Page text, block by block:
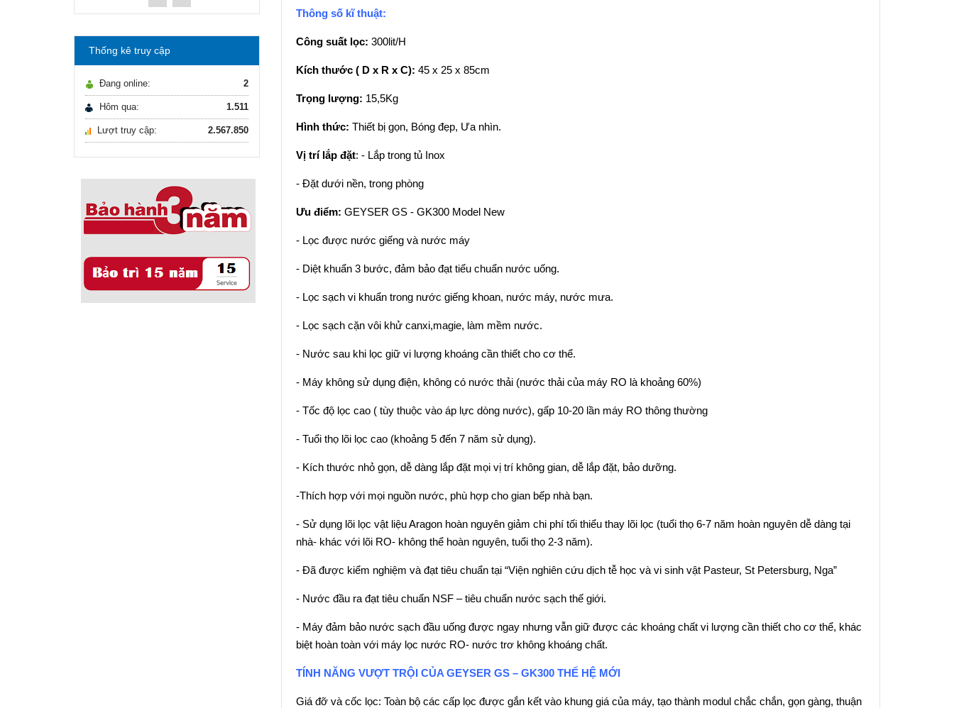
21/10/2021
máy lọc nước Gia ...
Ô nhiễm nguồn nước
và vấn đề sức khỏe
Sử dụng năng lượng
mặt trời để xử lý ...
Thống kê truy cập
Đang online: 2
Hôm qua: 1.511
Lượt truy cập: 2.567.850
Thông số kĩ thuật:
Công suất lọc: 300lit/H
Kích thước ( D x R x C): 45 x 25 x 85cm
Trọng lượng: 15,5Kg
Hình thức: Thiết bị gọn, Bóng đẹp, Ưa nhìn.
Vị trí lắp đặt: - Lắp trong tủ Inox
- Đặt dưới nền, trong phòng
Ưu điểm: GEYSER GS - GK300 Model New
- Lọc được nước giếng và nước máy
- Diệt khuẩn 3 bước, đảm bảo đạt tiểu chuẩn nước uống.
- Lọc sạch vi khuẩn trong nước giếng khoan, nước máy, nước mưa.
- Lọc sạch cặn vôi khử canxi,magie, làm mềm nước.
- Nước sau khi lọc giữ vi lượng khoáng cần thiết cho cơ thể.
- Máy không sử dụng điện, không có nước thải (nước thải của máy RO là khoảng 60%)
- Tốc độ lọc cao ( tùy thuộc vào áp lực dòng nước), gấp 10-20 lần máy RO thông thường
- Tuổi thọ lõi lọc cao (khoảng 5 đến 7 năm sử dụng).
- Kích thước nhỏ gọn, dễ dàng lắp đặt mọi vị trí không gian, dễ lắp đặt, bảo dưỡng.
-Thích hợp với mọi nguồn nước, phù hợp cho gian bếp nhà bạn.
- Sử dụng lõi lọc vật liệu Aragon hoàn nguyên giảm chi phí tối thiểu thay lõi lọc (tuổi thọ 6-7 năm hoàn nguyên dễ dàng tại
nhà- khác với lõi RO- không thể hoàn nguyên, tuổi thọ 2-3 năm).
- Đã được kiểm nghiệm và đạt tiêu chuẩn tại “Viện nghiên cứu dịch tễ học và vi sinh vật Pasteur, St Petersburg, Nga”
- Nước đầu ra đạt tiêu chuẩn NSF – tiêu chuẩn nước sạch thế giới.
- Máy đảm bảo nước sạch đầu uống được ngay nhưng vẫn giữ được các khoáng chất vi lượng cần thiết cho cơ thể, khác
biệt hoàn toàn với máy lọc nước RO- nước trơ không khoáng chất.
TÍNH NĂNG VƯỢT TRỘI CỦA GEYSER GS – GK300 THẾ HỆ MỚI
Giá đỡ và cốc lọc: Toàn bộ các cấp lọc được gắn kết vào khung giá của máy, tạo thành modul chắc chắn, gọn gàng, thuận